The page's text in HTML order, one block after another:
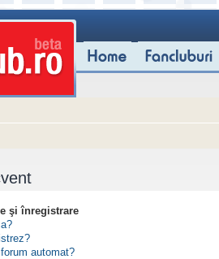
şi înregistrare
automat?